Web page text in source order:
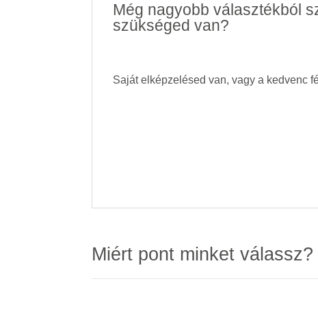
Még nagyobb választékból
szükséged van?
Saját elképzelésed van, vagy a kedvenc
Miért pont minket válassz?